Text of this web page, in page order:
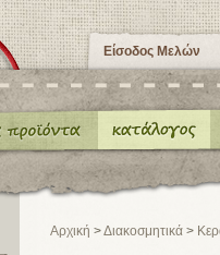
Είσοδος Μελών
Αρχική >Διακοσμητικά >